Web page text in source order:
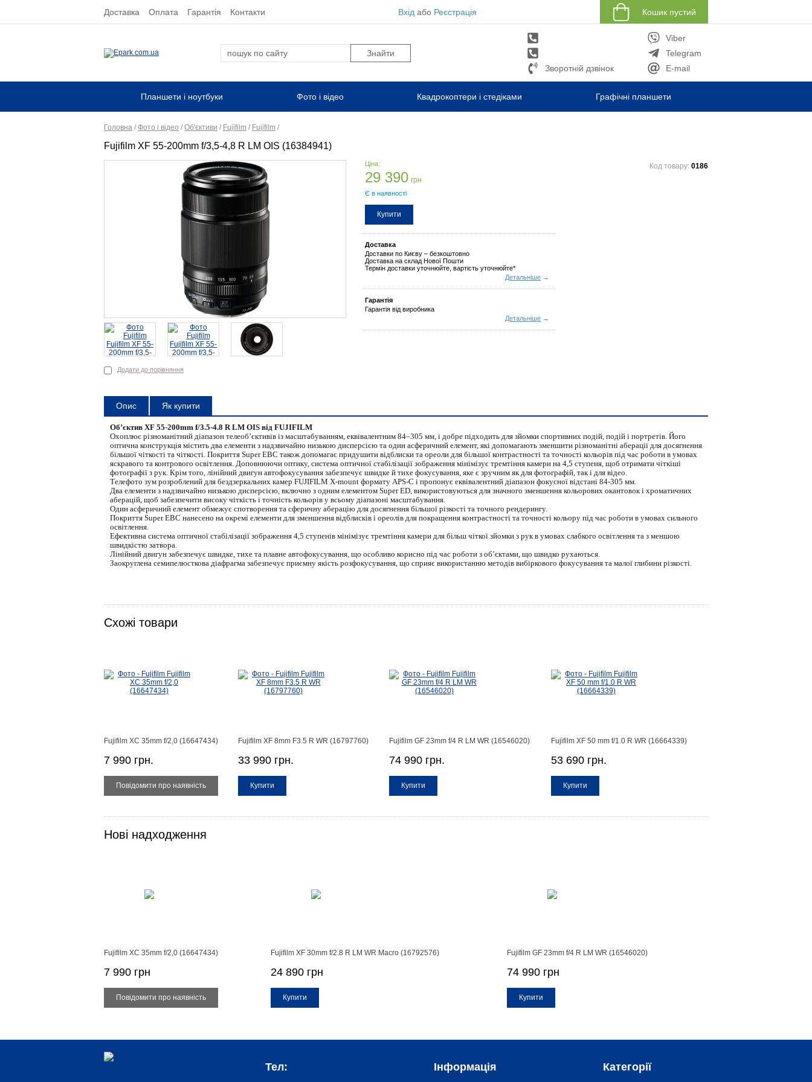
Доставка Оплата Гарантія Контакти Вхід або Реєстрація Кошик пустий
Viber
Telegram
Зворотній дзвінок
E-mail
Планшети і ноутбуки Фото і відео Квадрокоптери і стедіками Графічні планшети
Головна / Фото і відео / Об'єктиви / Fujifilm / Fujifilm /
Fujifilm XF 55-200mm f/3,5-4,8 R LM OIS (16384941)
Код товару: 0186
Додати до порівняння
Ціна:
29 390 грн
Є в наявності
Купити
Доставка
Доставки по Києву – безкоштовно
Доставка на склад Нової Пошти
Термін доставки уточнюйте, вартість уточнюйте*
Детальніше →
Гарантія
Гарантія від виробника
Детальніше →
Опис Як купити
Об’єктив XF 55-200mm f/3.5-4.8 R LM OIS від FUJIFILM
Охоплює різноманітний діапазон телеоб’єктивів із масштабуванням, еквівалентним 84–305 мм, і добре підходить для зйомки спортивних подій, подій і портретів. Його
оптична конструкція містить два елементи з надзвичайно низькою дисперсією та один асферичний елемент, які допомагають зменшити різноманітні аберації для досягнення
більшої чіткості та чіткості. Покриття Super EBC також допомагає придушити відблиски та ореоли для більшої контрастності та точності кольорів під час роботи в умовах
яскравого та контрового освітлення. Доповнюючи оптику, система оптичної стабілізації зображення мінімізує тремтіння камери на 4,5 ступеня, щоб отримати чіткіші
фотографії з рук. Крім того, лінійний двигун автофокусування забезпечує швидке й тихе фокусування, яке є зручним як для фотографій, так і для відео.
Телефото зум розроблений для бездзеркальних камер FUJIFILM X-mount формату APS-C і пропонує еквівалентний діапазон фокусної відстані 84-305 мм.
Два елементи з надзвичайно низькою дисперсією, включно з одним елементом Super ED, використовуються для значного зменшення кольорових окантовок і хроматичних
аберацій, щоб забезпечити високу чіткість і точність кольорів у всьому діапазоні масштабування.
Один асферичний елемент обмежує спотворення та сферичну аберацію для досягнення більшої різкості та точного рендерингу.
Покриття Super EBC нанесено на окремі елементи для зменшення відблисків і ореолів для покращення контрастності та точності кольору під час роботи в умовах сильного
освітлення.
Ефективна система оптичної стабілізації зображення 4,5 ступенів мінімізує тремтіння камери для більш чіткої зйомки з рук в умовах слабкого освітлення та з меншою
швидкістю затвора.
Лінійний двигун забезпечує швидке, тихе та плавне автофокусування, що особливо корисно під час роботи з об’єктами, що швидко рухаються.
Заокруглена семипелюсткова діафрагма забезпечує приємну якість розфокусування, що сприяє використанню методів вибіркового фокусування та малої глибини різкості.
Схожі товари
Fujifilm XC 35mm f/2,0 (16647434)
7 990 грн.
Fujifilm XF 8mm F3.5 R WR (16797760)
33 990 грн.
Купити
Fujifilm GF 23mm f/4 R LM WR (16546020)
74 990 грн.
Купити
Fujifilm XF 50 mm f/1.0 R WR (16664339)
53 690 грн.
Купити
Нові надходження
Fujifilm XC 35mm f/2,0 (16647434)
7 990 грн
Fujifilm XF 30mm f/2.8 R LM WR Macro (16792576)
24 890 грн
Купити
Fujifilm GF 23mm f/4 R LM WR (16546020)
74 990 грн
Купити
Тел: Інформація Категорії